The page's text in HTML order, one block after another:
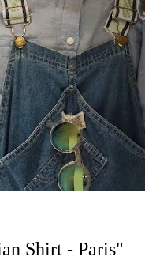
Shirt - Paris"